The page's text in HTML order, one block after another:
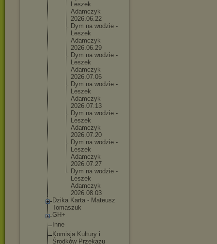
Leszek
Adamczyk
2026.06.22
Dym na wodzie -
Leszek
Adamczyk
2026.06.29
Dym na wodzie -
Leszek
Adamczyk
2026.07.06
Dym na wodzie -
Leszek
Adamczyk
2026.07.13
Dym na wodzie -
Leszek
Adamczyk
2026.07.20
Dym na wodzie -
Leszek
Adamczyk
2026.07.27
Dym na wodzie -
Leszek
Adamczyk
2026.08.03
Dzika Karta - Mateusz
Tomaszuk
GH+
Inne
Komisja Kultury i
Środków Przekazu